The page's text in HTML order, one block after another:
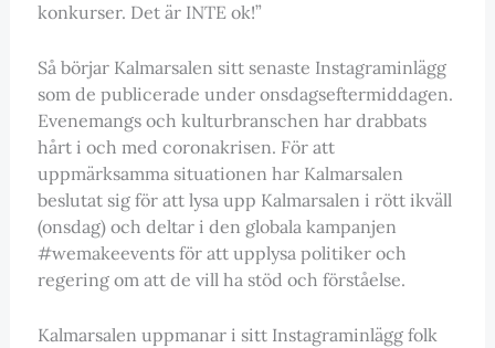
konkurser. Det är INTE ok!”
Så börjar Kalmarsalen sitt senaste Instagraminlägg
som de publicerade under onsdagseftermiddagen.
Evenemangs och kulturbranschen har drabbats
hårt i och med coronakrisen. För att
uppmärksamma situationen har Kalmarsalen
beslutat sig för att lysa upp Kalmarsalen i rött ikväll
(onsdag) och deltar i den globala kampanjen
#wemakeevents för att upplysa politiker och
regering om att de vill ha stöd och förståelse.
Kalmarsalen uppmanar i sitt Instagraminlägg folk